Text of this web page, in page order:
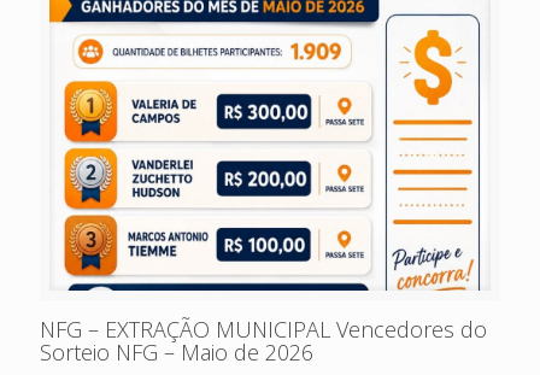
NFG – EXTRAÇÃO MUNICIPAL Vencedores do
Sorteio NFG – Maio de 2026